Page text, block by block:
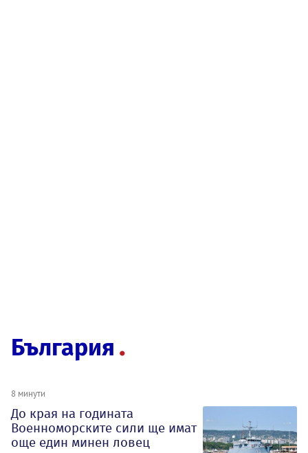
България
8 минути
До края на годината
Военноморските сили ще имат
още един минен ловец